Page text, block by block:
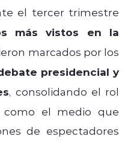
el tercer trimestre
más vistos en la
marcados por los
presidencial y
, consolidando el rol
como el medio que
de espectadores